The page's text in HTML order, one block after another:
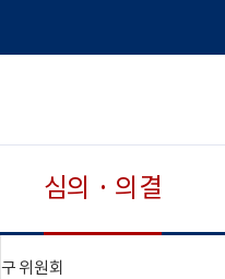
심의 · 의결
구 위원회